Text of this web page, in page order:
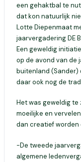
een gehaktbal te
dat kon natuurlijk
Lotte Diepenmaat
jaarvergadering DE
Een geweldig
op de avond van de
buitenland (Sander)
daar ook nog de
Het was geweldig te
moeilijke en
dan creatief worden
-De tweede
algemene